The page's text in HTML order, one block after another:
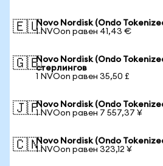
🇪🇺Novo Nordisk (Ondo
1 NVOon равен 41,43 €
🇬🇧Novo Nordisk (Ondo
стерлингов
1 NVOon равен 35,50 £
🇯🇵Novo Nordisk (Ondo
1 NVOon равен 7 557,37 ¥
🇨🇳Novo Nordisk (Ondo
1 NVOon равен 323,12 ¥